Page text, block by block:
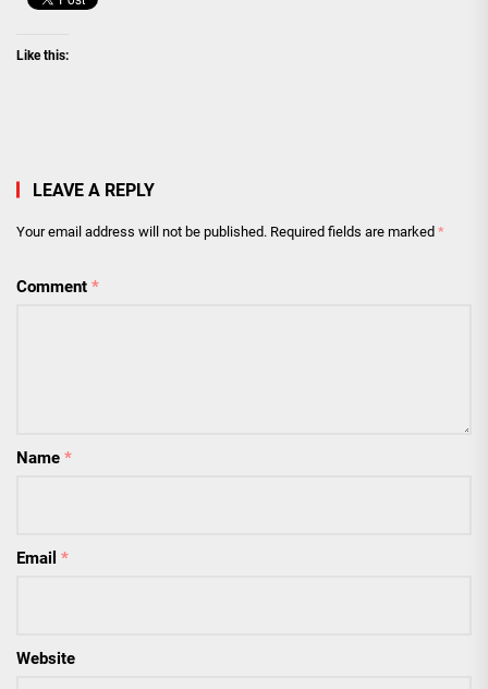
Like this:
LEAVE A REPLY
Your email address will not be published. Required fields are marked *
Comment *
Name *
Email *
Website